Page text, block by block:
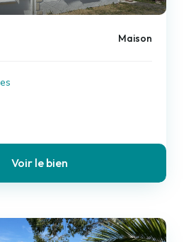
Maison
Voir le bien